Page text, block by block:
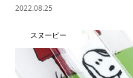
2022.08.25
スヌーピー